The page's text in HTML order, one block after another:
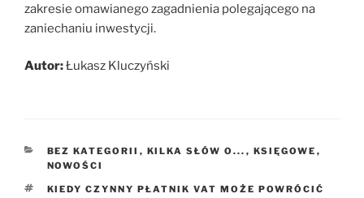
zakresie omawianego zagadnienia polegającego na
zaniechaniu inwestycji.
Autor:Łukasz Kluczyński
KATEGORIE
BEZ KATEGORII , KILKA SŁÓW O... , KSIĘGOWE ,
NOWOŚCI
TAGI
KIEDY CZYNNY PŁATNIK VAT MOŻE POWRÓCIĆ